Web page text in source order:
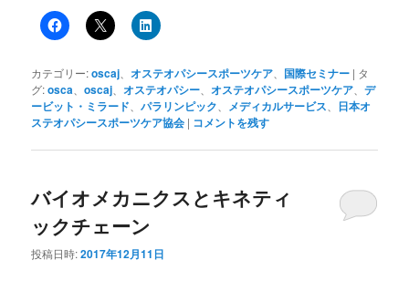
カテゴリー:oscaj 、オステオパシースポーツケア 国際セミナー | タ
グ:osca 、oscaj 、オステオパシー 、オステオパシースポーツケア 、デ
ービット・ミラード 、パラリンピック メディカルサービス
日本オ
ステオパシースポーツケア協会 | コメントを残す
バイオメカニクスとキネティ
ックチェーン
投稿日時:2017年12月11日